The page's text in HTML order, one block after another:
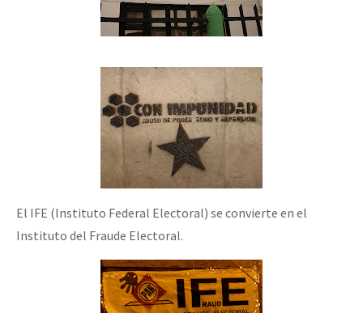
El IFE (Instituto Federal Electoral) se convierte en el
Instituto del Fraude Electoral.